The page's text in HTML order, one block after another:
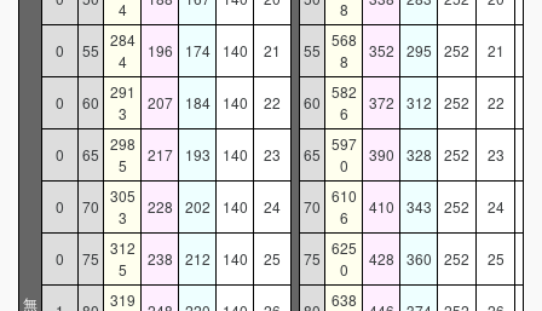
無
4
8
0 55
284
4
196 174 140 21 55
568
8
352 295 252 21
0 60
291
3
207 184 140 22 60
582
6
372 312 252 22
0 65
298
5
217 193 140 23 65
597
0
390 328 252 23
0 70
305
3
228 202 140 24 70
610
6
410 343 252 24
0 75
312
5
238 212 140 25 75
625
0
428 360 252 25
319
638